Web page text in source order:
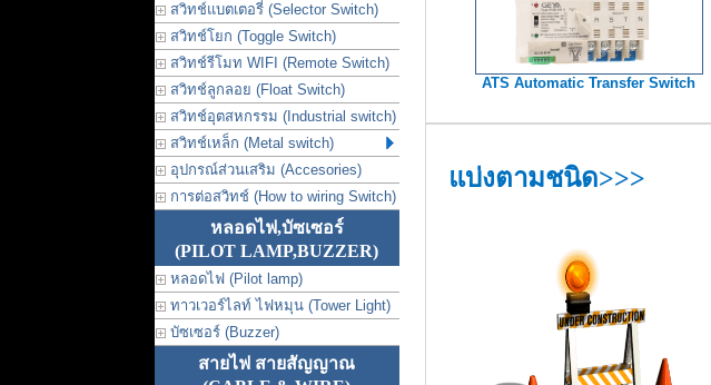
สวิทช์แบตเตอรี่ (Selector Switch)
สวิทช์โยก (Toggle Switch)
สวิทช์รีโมท WIFI (Remote Switch)
สวิทช์ลูกลอย (Float Switch)
สวิทช์อุตสหกรรม (Industrial switch)
สวิทช์เหล็ก (Metal switch)
อุปกรณ์ส่วนเสริม (Accesories)
การต่อสวิทช์ (How to wiring Switch)
หลอดไฟ,บัซเซอร์
(PILOT LAMP,BUZZER)
หลอดไฟ (Pilot lamp)
ทาวเวอร์ไลท์ ไฟหมุน (Tower Light)
บัซเซอร์ (Buzzer)
สายไฟ สายสัญญาณ
ATS Automatic Transfer Switch
แบ่งตามชนิด>>>